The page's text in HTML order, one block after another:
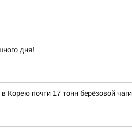
дня!
Корею почти 17 тонн берёзовой чаги